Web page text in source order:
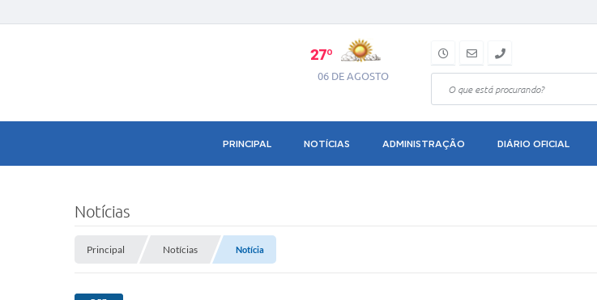
27º
06 DE AGOSTO
PRINCIPAL NOTÍCIAS ADMINISTRAÇÃO DIÁRIO OFICIAL
Notícias
Principal Notícias Notícia